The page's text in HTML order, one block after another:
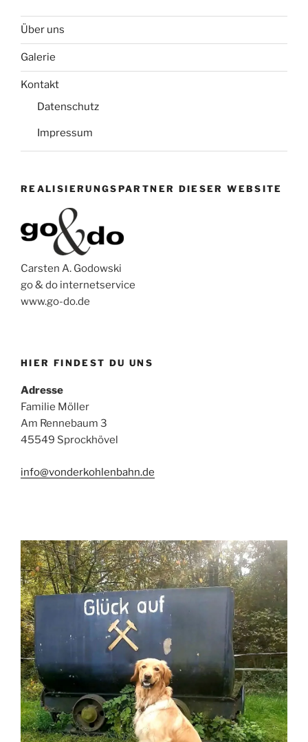
Über uns
Galerie
Kontakt
Datenschutz
Impressum
REALISIERUNGSPARTNER DIESER WEBSITE
Carsten A. Godowski
go & do internetservice
www.go-do.de
HIER FINDEST DU UNS
Adresse
Familie Möller
Am Rennebaum 3
45549 Sprockhövel
info@vonderkohlenbahn.de